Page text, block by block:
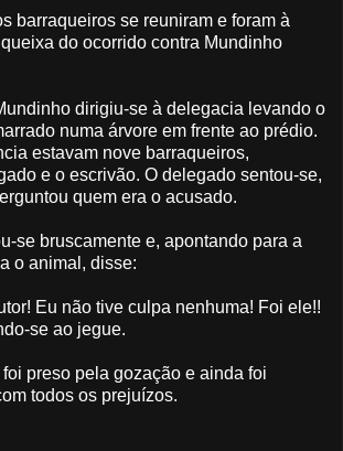
barraqueiros se reuniram e foram à
do ocorrido contra Mundinho
dirigiu-se à delegacia levando o
numa árvore em frente ao prédio.
estavam nove barraqueiros,
e o escrivão. O delegado sentou-se,
quem era o acusado.
se bruscamente e, apontando para a
o animal, disse:
Eu não tive culpa nenhuma! Foi ele!!
se ao jegue.
preso pela gozação e ainda foi
todos os prejuízos.